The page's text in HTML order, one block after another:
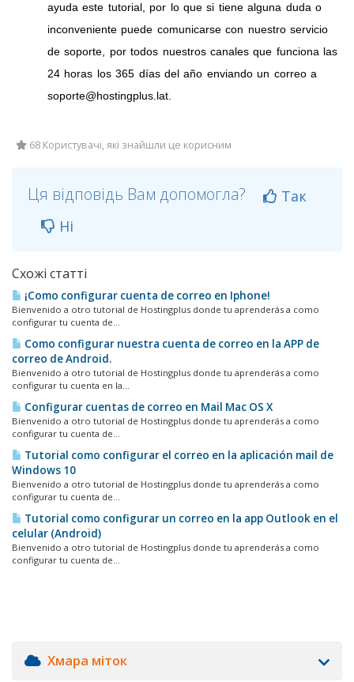
ayuda este tutorial, por lo que si tiene alguna duda o
inconveniente puede comunicarse con nuestro servicio
de soporte, por todos nuestros canales que funciona las
24 horas los 365 días del año enviando un correo a
soporte@hostingplus.lat.
68 Користувачі, які знайшли це корисним
Ця відповідь Вам допомогла?
Так
Ні
Схожі статті
¡Como configurar cuenta de correo en Iphone!
Bienvenido a otro tutorial de Hostingplus donde tu aprenderás a como
configurar tu cuenta de...
Como configurar nuestra cuenta de correo en la APP de
correo de Android.
Bienvenido a otro tutorial de Hostingplus donde tu aprenderás a como
configurar tu cuenta en la...
Configurar cuentas de correo en Mail Mac OS X
Bienvenido a otro tutorial de Hostingplus donde tu aprenderás a como
configurar tu cuenta de...
Tutorial como configurar el correo en la aplicación mail de
Windows 10
Bienvenido a otro tutorial de Hostingplus donde tu aprenderás a como
configurar tu cuenta de...
Tutorial como configurar un correo en la app Outlook en el
celular (Android)
Bienvenido a otro tutorial de Hostingplus donde tu aprenderás a como
configurar tu cuenta de...
Хмара міток